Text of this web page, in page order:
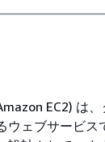
EC2) は
ウェブサービ